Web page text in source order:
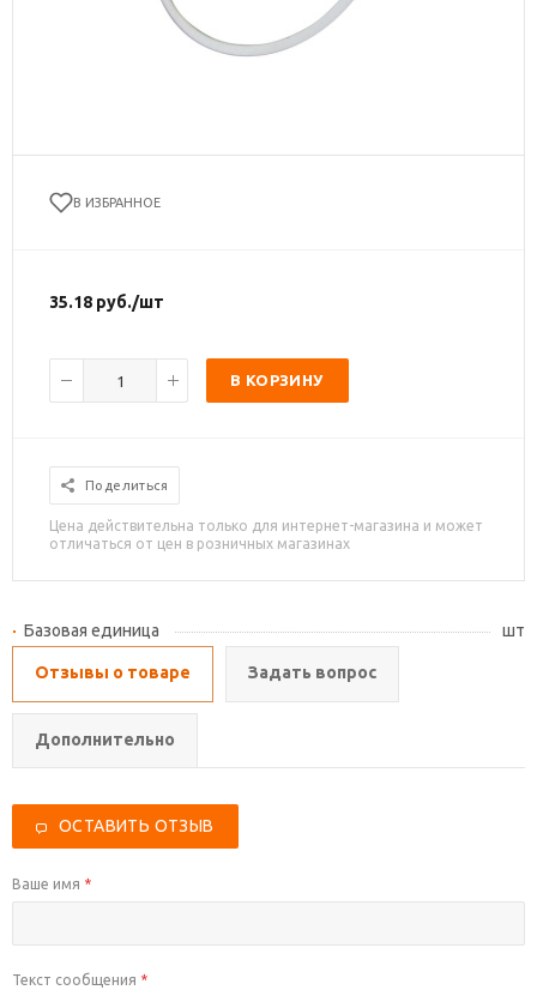
В ИЗБРАННОЕ
35.18 руб./шт
В КОРЗИНУ
Поделиться
Цена действительна только для интернет-магазина и может
отличаться от цен в розничных магазинах
Базовая единица шт
Отзывы о товаре Задать вопрос
Дополнительно
ОСТАВИТЬ ОТЗЫВ
Ваше имя *
Текст сообщения *